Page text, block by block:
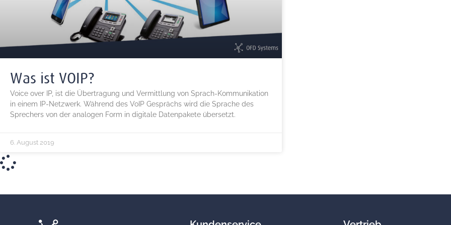
Was ist VOIP?
Voice over IP, ist die Übertragung und Vermittlung von Sprach-Kommunikation
in einem IP-Netzwerk. Während des VoIP Gesprächs wird die Sprache des
Sprechers von der analogen Form in digitale Datenpakete übersetzt.
6. August 2019